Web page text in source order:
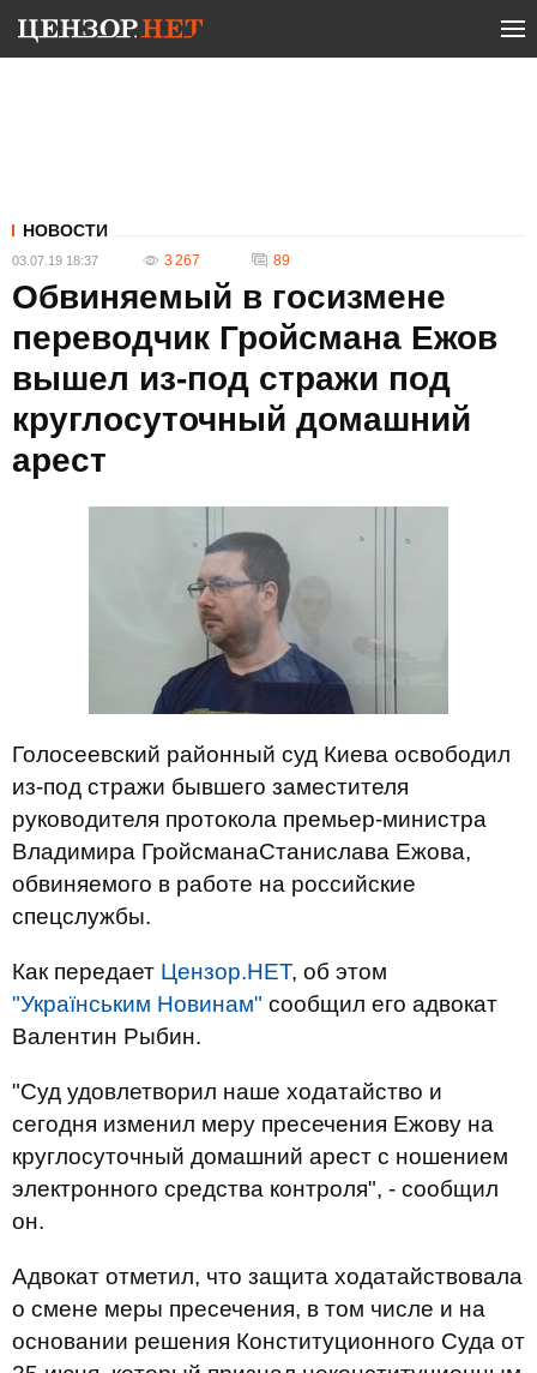
НОВОСТИ
03.07.19 18:37 3 267 89
Обвиняемый в госизмене
переводчик Гройсмана Ежов
вышел из-под стражи под
круглосуточный домашний
арест
Голосеевский районный суд Киева освободил
из-под стражи бывшего заместителя
руководителя протокола премьер-министра
Владимира ГройсманаСтанислава Ежова,
обвиняемого в работе на российские
спецслужбы.
Как передает Цензор.НЕТ, об этом
"Українським Новинам" сообщил его адвокат
Валентин Рыбин.
"Суд удовлетворил наше ходатайство и
сегодня изменил меру пресечения Ежову на
круглосуточный домашний арест с ношением
электронного средства контроля", - сообщил
он.
Адвокат отметил, что защита ходатайствовала
о смене меры пресечения, в том числе и на
основании решения Конституционного Суда от